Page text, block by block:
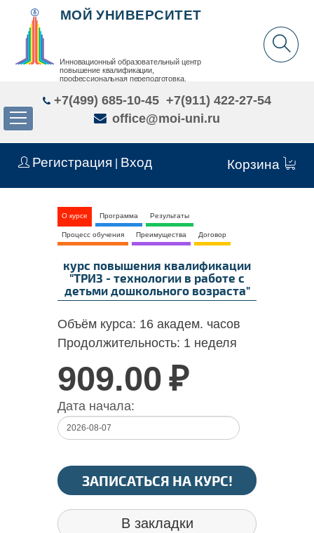
Регистрация Вход Корзина
МОЙ УНИВЕРСИТЕТ
Инновационный образовательный центр
повышение квалификации,
профессиональная переподготовка,
+7(499) 685-10-45 +7(911) 422-27-54
office@moi-uni.ru
О курсе Программа Результаты
Процесс обучения Преимущества Договор
курс повышения квалификации
"ТРИЗ - технологии в работе с
детьми дошкольного возраста"
Объём курса: 16 академ. часов
Продолжительность: 1 неделя
909.00 ₽
Дата начала:
ЗАПИСАТЬСЯ НА КУРС!
В закладки